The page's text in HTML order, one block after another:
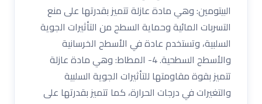
البيتومين: وهي مادة عازلة تتميز بقدرتها على منع
التسربات المائية وحماية السطح من التأثيرات الجوية
السلبية، وتستخدم عادة في الأسطح الخرسانية
والأسطح السطحية. 4- المطاط: وهي مادة عازلة
تتميز بقوة مقاومتها للتأثيرات الجوية السلبية
والتغيرات في درجات الحرارة، كما تتميز بقدرتها على